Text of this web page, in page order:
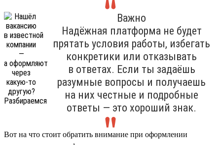
Важно
Надёжная платформа не будет
прятать условия работы, избегать
конкретики или отказывать
в ответах. Если ты задаёшь
разумные вопросы и получаешь
на них честные и подробные
ответы — это хороший знак.
Вот на что стоит обратить внимание при оформлении